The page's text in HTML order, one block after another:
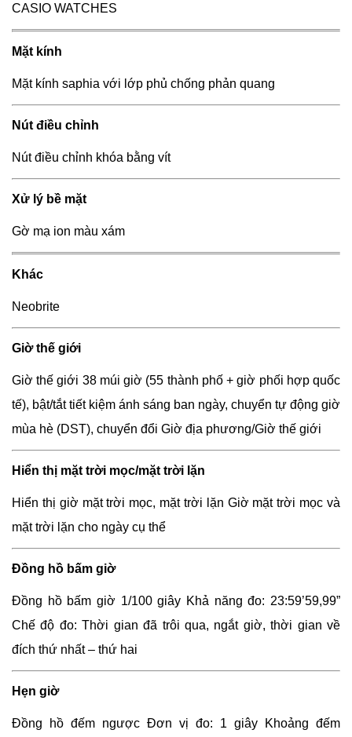
CASIO WATCHES
Mặt kính
Mặt kính saphia với lớp phủ chống phản quang
Nút điều chỉnh
Nút điều chỉnh khóa bằng vít
Xử lý bề mặt
Gờ mạ ion màu xám
Khác
Neobrite
Giờ thế giới
Giờ thế giới 38 múi giờ (55 thành phố + giờ phối hợp quốc
tế), bật/tắt tiết kiệm ánh sáng ban ngày, chuyển tự động giờ
mùa hè (DST), chuyển đổi Giờ địa phương/Giờ thế giới
Hiển thị mặt trời mọc/mặt trời lặn
Hiển thị giờ mặt trời mọc, mặt trời lặn Giờ mặt trời mọc và
mặt trời lặn cho ngày cụ thể
Đồng hồ bấm giờ
Đồng hồ bấm giờ 1/100 giây Khả năng đo: 23:59’59,99”
Chế độ đo: Thời gian đã trôi qua, ngắt giờ, thời gian về
đích thứ nhất – thứ hai
Hẹn giờ
Đồng hồ đếm ngược Đơn vị đo: 1 giây Khoảng đếm